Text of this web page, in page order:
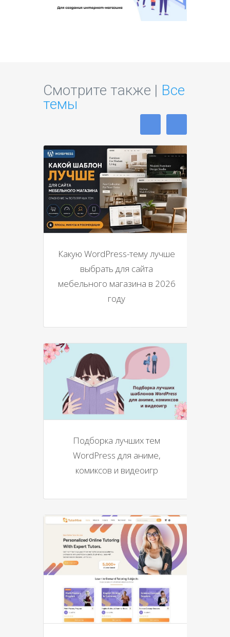
Смотрите также | Все
темы
Какую WordPress-тему лучше
выбрать для сайта
мебельного магазина в 2026
году
Подборка лучших тем
WordPress для аниме,
комиксов и видеоигр